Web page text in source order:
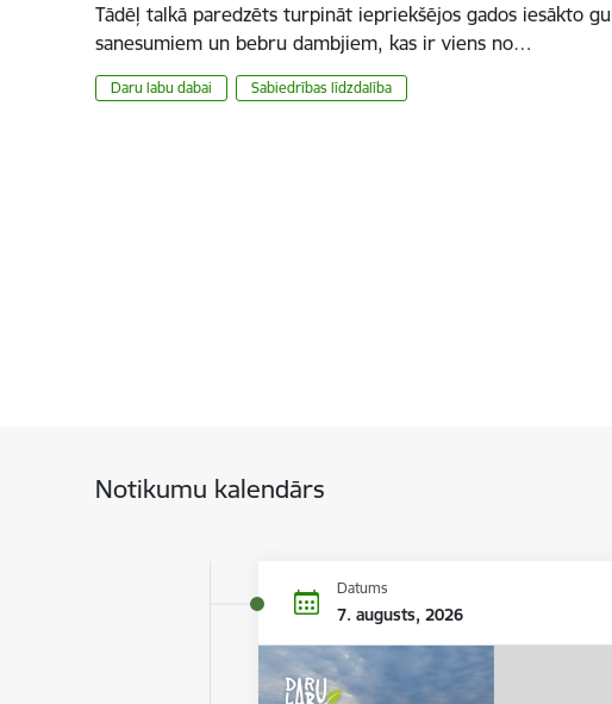
Tādēļ talkā paredzēts turpināt iepriekšējos gados iesākto
sanesumiem un bebru dambjiem, kas ir viens no…
Daru labu dabai Sabiedrības līdzdalība
Notikumu kalendārs
Datums
7. augusts, 2026